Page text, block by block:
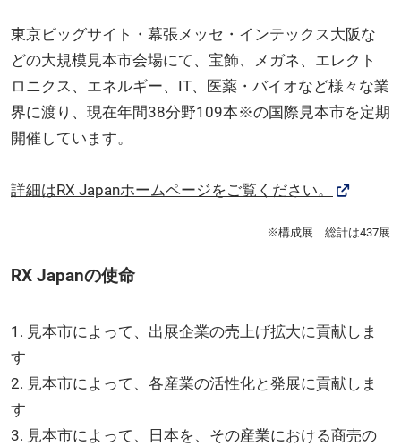
東京ビッグサイト・幕張メッセ・インテックス大阪な
どの大規模見本市会場にて、宝飾、メガネ、エレクト
ロニクス、エネルギー、IT、医薬・バイオなど様々な業
界に渡り、現在年間38分野109本※の国際見本市を定期
開催しています。
詳細はRX Japanホームページをご覧ください。
※構成展 総計は437展
RX Japanの使命
1. 見本市によって、出展企業の売上げ拡大に貢献しま
す
2. 見本市によって、各産業の活性化と発展に貢献しま
す
3. 見本市によって、日本を、その産業における商売の